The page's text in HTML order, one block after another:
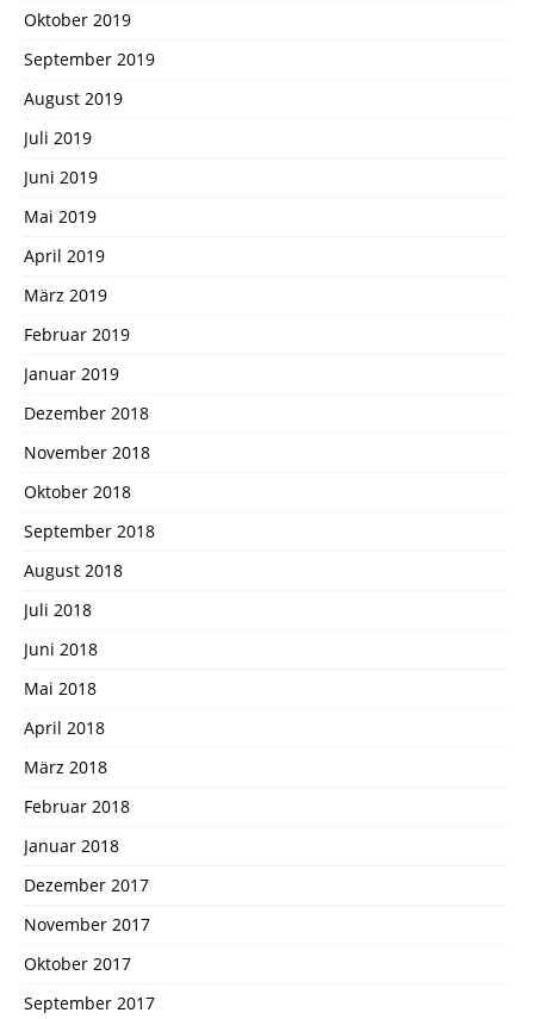
Oktober 2019
September 2019
August 2019
Juli 2019
Juni 2019
Mai 2019
April 2019
März 2019
Februar 2019
Januar 2019
Dezember 2018
November 2018
Oktober 2018
September 2018
August 2018
Juli 2018
Juni 2018
Mai 2018
April 2018
März 2018
Februar 2018
Januar 2018
Dezember 2017
November 2017
Oktober 2017
September 2017